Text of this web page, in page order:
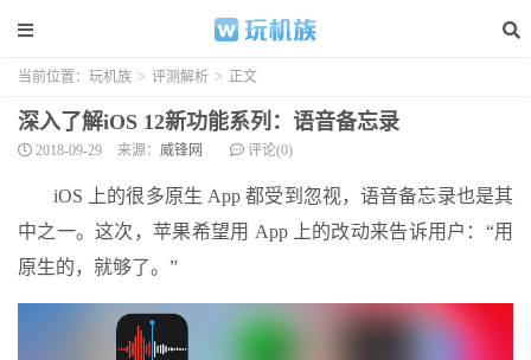
当前位置： 玩机族 > 评测解析 > 正文
深入了解iOS 12新功能系列：语音备忘录
2018-09-29 来源： 威锋网 评论(0)
iOS 上的很多原生 App 都受到忽视，语音备忘录也是其
中之一。这次，苹果希望用 App 上的改动来告诉用户：“用
原生的，就够了。”